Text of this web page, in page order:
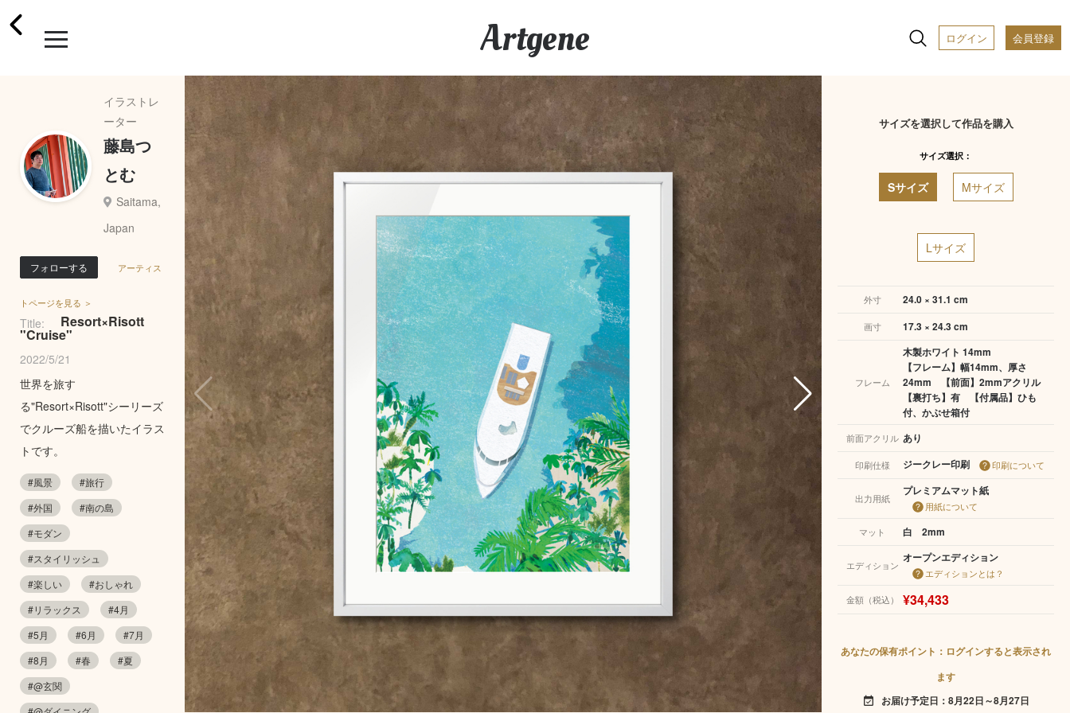
Artgene ログイン 会員登録
イラストレ
ーター
藤島つ
とむ
Saitama,
Japan
フォローする アーティス
トページを見る ＞
Title: Resort×Risott
"Cruise"
2022/5/21
世界を旅す
る"Resort×Risott"シーリーズ
でクルーズ船を描いたイラス
トです。
#風景
#旅行
#外国
#南の島
#モダン
#スタイリッシュ
#楽しい
#おしゃれ
#リラックス
#4月
#5月
#6月
#7月
#8月
#春
#夏
#@玄関
サイズを選択して作品を購入
サイズ選択：
Sサイズ Mサイズ
Lサイズ
外寸 24.0 × 31.1 cm
画寸 17.3 × 24.3 cm
フレーム
木製ホワイト 14mm
【フレーム】幅14mm、厚さ
24mm 【前面】2mmアクリル
【裏打ち】有 【付属品】ひも
付、かぶせ箱付
前面アクリル あり
印刷仕様 ジークレー印刷 印刷について
出力用紙
プレミアムマット紙
用紙について
マット
白 2mm
エディション
オープンエディション
エディションとは？
金額（税込） ¥34,433
あなたの保有ポイント：ログインすると表示され
ます
event_available お届け予定日：8月22日～8月27日